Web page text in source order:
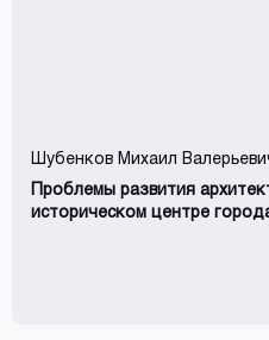
Шубенков Михаил
Проблемы развития
историческом центре